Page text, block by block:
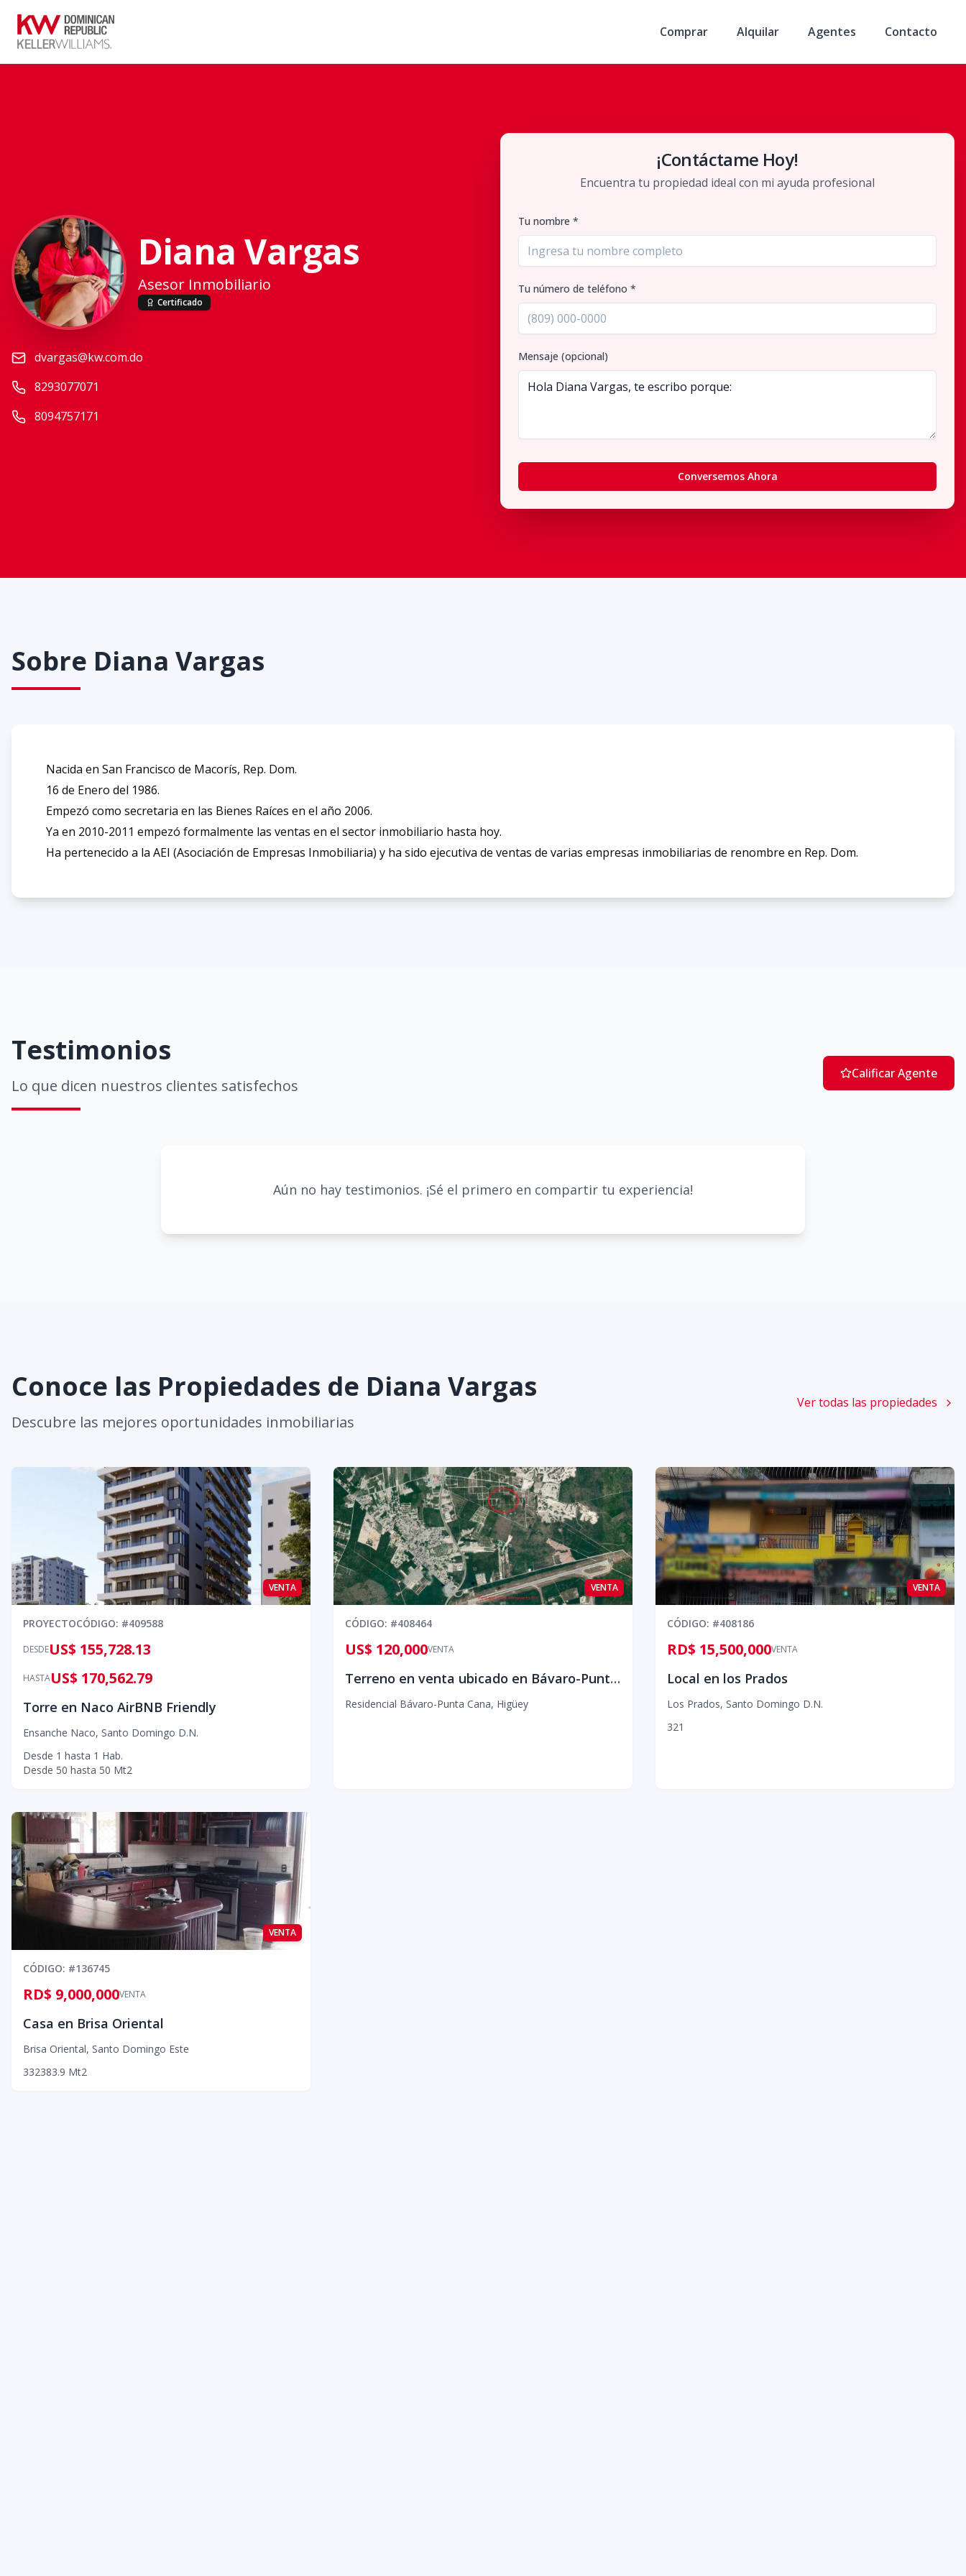
Comprar Alquilar Agentes Contacto
Diana Vargas
Asesor Inmobiliario
Certificado
dvargas@kw.com.do
8293077071
8094757171
¡Contáctame Hoy!
Encuentra tu propiedad ideal con mi ayuda profesional
Tu nombre *
Tu número de teléfono *
Mensaje (opcional)
Conversemos Ahora
Sobre Diana Vargas
Nacida en San Francisco de Macorís, Rep. Dom.
16 de Enero del 1986.
Empezó como secretaria en las Bienes Raíces en el año 2006.
Ya en 2010-2011 empezó formalmente las ventas en el sector inmobiliario hasta hoy.
Ha pertenecido a la AEI (Asociación de Empresas Inmobiliaria) y ha sido ejecutiva de ventas de varias empresas inmobiliarias de renombre en Rep. Dom.
Testimonios
Lo que dicen nuestros clientes satisfechos
Calificar Agente
Aún no hay testimonios. ¡Sé el primero en compartir tu experiencia!
Conoce las Propiedades de Diana Vargas
Descubre las mejores oportunidades inmobiliarias
Ver todas las propiedades
VENTA
PROYECTOCÓDIGO: #409588
DESDEUS$ 155,728.13
HASTAUS$ 170,562.79
Torre en Naco AirBNB Friendly
Ensanche Naco, Santo Domingo D.N.
Desde 1 hasta 1 Hab.
Desde 50 hasta 50 Mt2
VENTA
CÓDIGO: #408464
VENTA
US$ 120,000
Terreno en venta ubicado en Bávaro-Punta cana
Residencial Bávaro-Punta Cana, Higüey
VENTA
CÓDIGO: #408186
VENTA
RD$ 15,500,000
Local en los Prados
Los Prados, Santo Domingo D.N.
321
VENTA
CÓDIGO: #136745
VENTA
RD$ 9,000,000
Casa en Brisa Oriental
Brisa Oriental, Santo Domingo Este
332383.9 Mt2